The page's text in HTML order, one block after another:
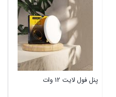
پنل فول لایت 12 وات